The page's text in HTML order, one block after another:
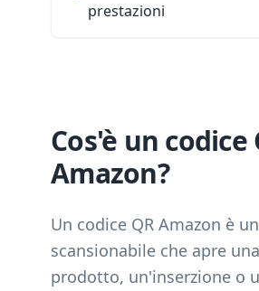
prestazioni
Cos'è un codice
Amazon?
Un codice QR Amazon è
scansionabile che apre
prodotto, un'inserzione o